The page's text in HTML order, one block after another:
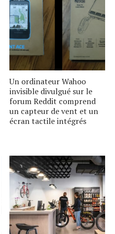
Un ordinateur Wahoo
invisible divulgué sur le
forum Reddit comprend
un capteur de vent et un
écran tactile intégrés